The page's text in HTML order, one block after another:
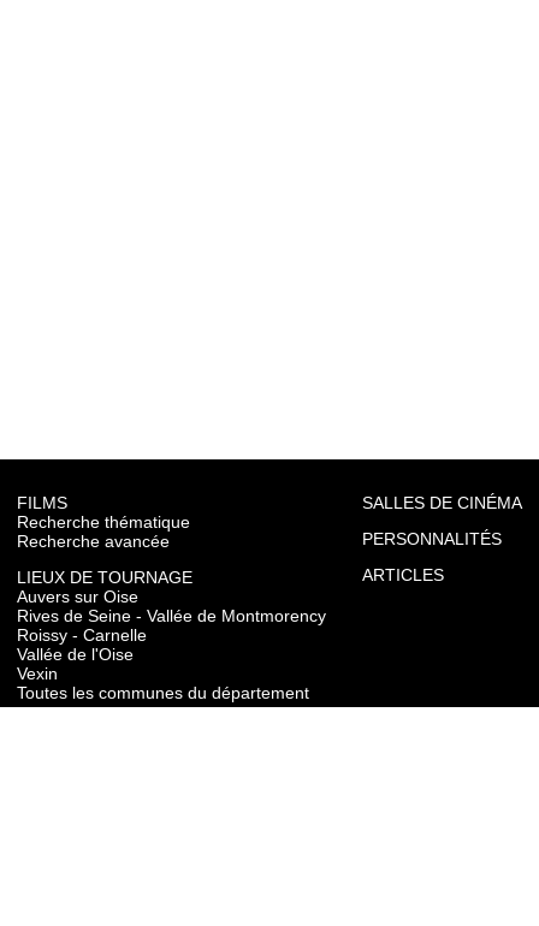
FILMS
Recherche thématique
Recherche avancée
LIEUX DE TOURNAGE
Auvers sur Oise
Rives de Seine - Vallée de Montmorency
Roissy - Carnelle
Vallée de l'Oise
Vexin
Toutes les communes du département
SALLES DE CINÉMA
PERSONNALITÉS
ARTICLES